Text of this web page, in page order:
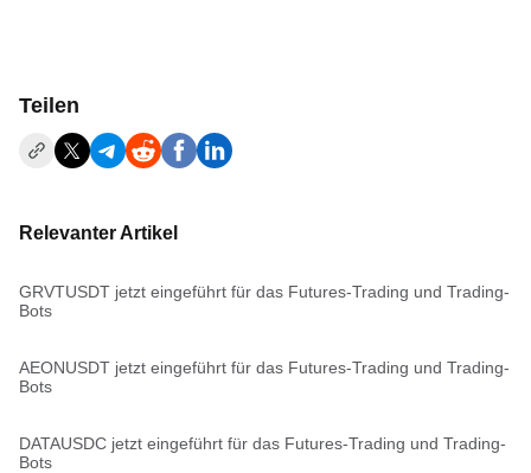
Teilen
Relevanter Artikel
GRVTUSDT jetzt eingeführt für das Futures-Trading und Trading-
Bots
AEONUSDT jetzt eingeführt für das Futures-Trading und Trading-
Bots
DATAUSDC jetzt eingeführt für das Futures-Trading und Trading-
Bots